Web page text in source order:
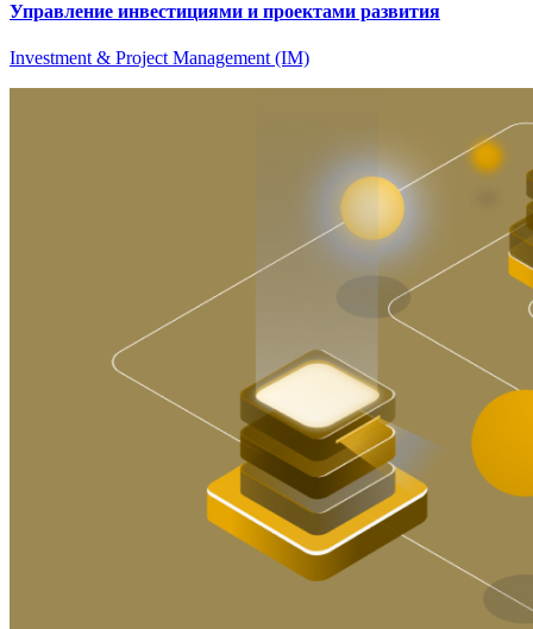
Управление инвестициями и проектами развития
Investment & Project Management (IM)